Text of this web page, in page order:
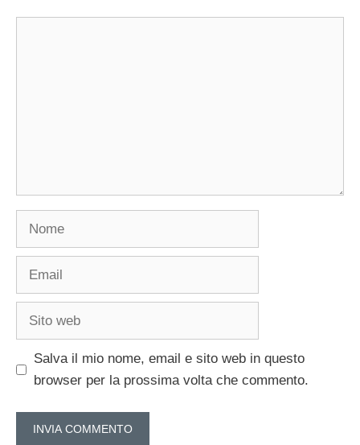
Nome
Email
Sito
Salva il mio nome, email e sito web in questo
browser per la prossima volta che commento.